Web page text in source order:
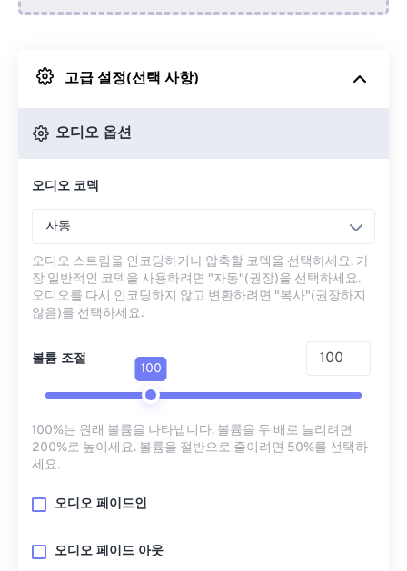
Google 드라이브에서
고급 설정(선택 사항)
오디오 옵션
오디오 코덱
자동
오디오 스트림을 인코딩하거나 압축할 코덱을 선택하세요. 가
장 일반적인 코덱을 사용하려면 "자동"(권장)을 선택하세요.
오디오를 다시 인코딩하지 않고 변환하려면 "복사"(권장하지
않음)를 선택하세요.
볼륨 조절
100
100%는 원래 볼륨을 나타냅니다. 볼륨을 두 배로 늘리려면
200%로 높이세요. 볼륨을 절반으로 줄이려면 50%를 선택하
세요.
오디오 페이드인
오디오 페이드 아웃